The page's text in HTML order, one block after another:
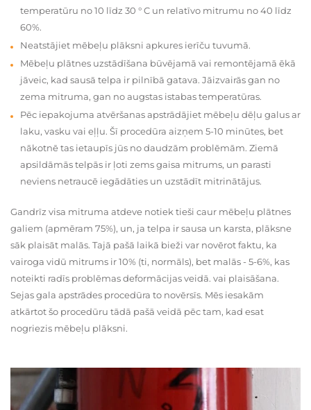
temperatūru no 10 līdz 30 ° C un relatīvo mitrumu no 40 līdz
60%.
Neatstājiet mēbeļu plāksni apkures ierīču tuvumā.
Mēbeļu plātnes uzstādīšana būvējamā vai remontējamā ēkā
jāveic, kad sausā telpa ir pilnībā gatava. Jāizvairās gan no
zema mitruma, gan no augstas istabas temperatūras.
Pēc iepakojuma atvēršanas apstrādājiet mēbeļu dēļu galus ar
laku, vasku vai eļļu. Šī procedūra aizņem 5-10 minūtes, bet
nākotnē tas ietaupīs jūs no daudzām problēmām. Ziemā
apsildāmās telpās ir ļoti zems gaisa mitrums, un parasti
neviens netraucē iegādāties un uzstādīt mitrinātājus.
Gandrīz visa mitruma atdeve notiek tieši caur mēbeļu plātnes
galiem (apmēram 75%), un, ja telpa ir sausa un karsta, plāksne
sāk plaisāt malās. Tajā pašā laikā bieži var novērot faktu, ka
vairoga vidū mitrums ir 10% (ti, normāls), bet malās - 5-6%, kas
noteikti radīs problēmas deformācijas veidā. vai plaisāšana.
Sejas gala apstrādes procedūra to novērsīs. Mēs iesakām
atkārtot šo procedūru tādā pašā veidā pēc tam, kad esat
nogriezis mēbeļu plāksni.